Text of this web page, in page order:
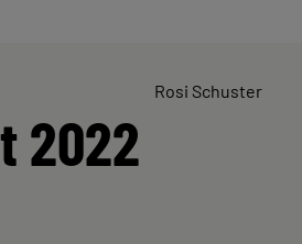
Rosi Schuster
2022